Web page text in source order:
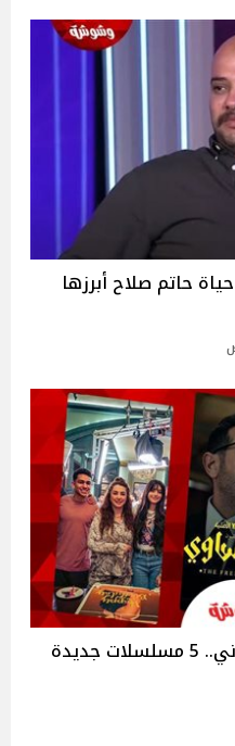
حاتم صلاح أبرزها
بعد انتهاء الماراثون الرمضاني.. 5 مسلسلات جديدة